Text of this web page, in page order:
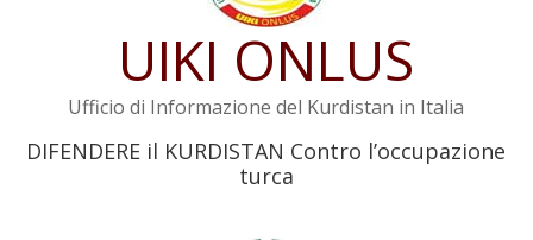
Il KNK chiede un’azione internazionale contro i crimini di guerra
UIKI ONLUS
Ufficio di Informazione del Kurdistan in Italia
DIFENDERE il KURDISTAN Contro l’occupazione
turca